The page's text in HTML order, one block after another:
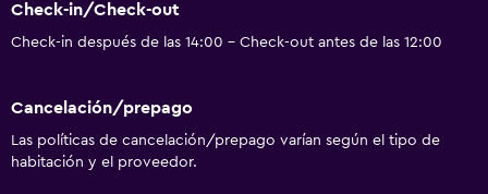
Check-in/Check-out
Check-in después de las 14:00 - Check-out antes de las 12:00
Cancelación/prepago
Las políticas de cancelación/prepago varían según el tipo de
habitación y el proveedor.